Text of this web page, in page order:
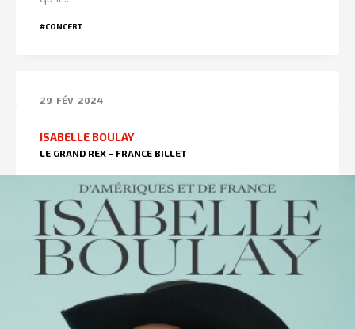
#CONCERT
29 FÉV 2024
ISABELLE BOULAY
LE GRAND REX - FRANCE BILLET